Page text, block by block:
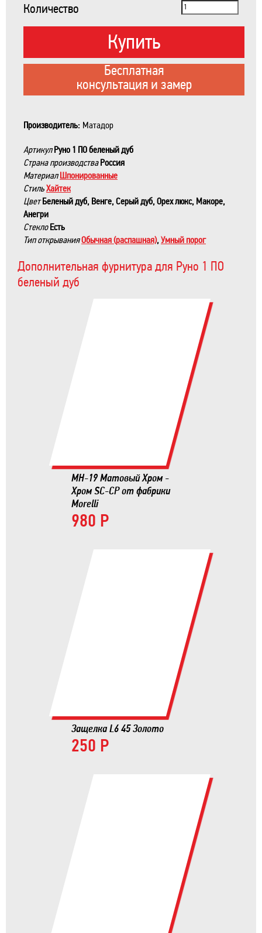
Количество
Купить
Бесплатная
консультация и замер
Производитель: Матадор
Артикул Руно 1 ПО беленый дуб
Страна производства Россия
Материал Шпонированные
СтильХайтек
Цвет Беленый дуб, Венге, Серый дуб, Орех люкс, Макоре,
Анегри
Стекло Есть
Тип открыванияОбычная (распашная),Умный порог
Дополнительная фурнитура для Руно 1 ПО
беленый дуб
MH-19 Матовый Хром -
Хром SC-CP от фабрики
Morelli
980 Р
Защелка L6 45 Золото
250 Р